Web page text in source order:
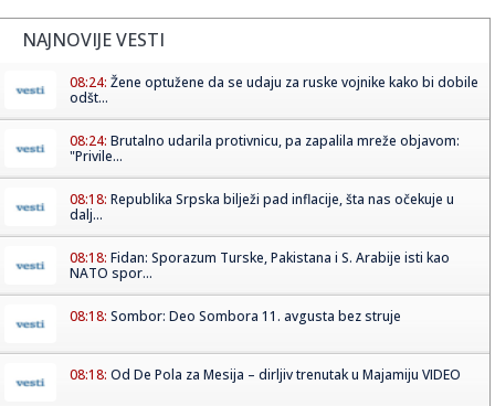
NAJNOVIJE VESTI
08:24: Žene optužene da se udaju za ruske vojnike kako bi dobile
odšt...
08:24: Brutalno udarila protivnicu, pa zapalila mreže objavom:
"Privile...
08:18: Republika Srpska bilježi pad inflacije, šta nas očekuje u
dalj...
08:18: Fidan: Sporazum Turske, Pakistana i S. Arabije isti kao
NATO spor...
08:18: Sombor: Deo Sombora 11. avgusta bez struje
08:18: Od De Pola za Mesija – dirljiv trenutak u Majamiju VIDEO